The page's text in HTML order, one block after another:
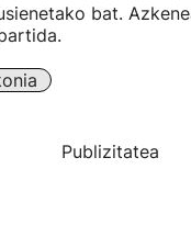
bat.
Publizitatea